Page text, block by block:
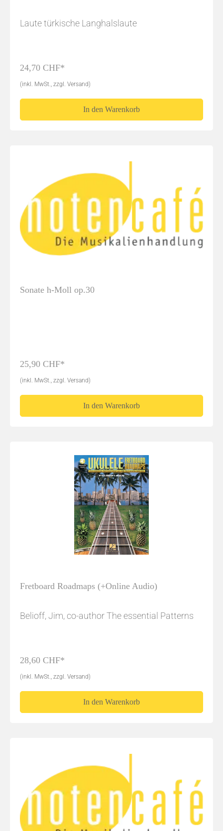
Laute türkische Langhalslaute
24,70 CHF*
(inkl. MwSt., zzgl. Versand)
In den Warenkorb
Sonate h-Moll op.30
25,90 CHF*
(inkl. MwSt., zzgl. Versand)
In den Warenkorb
Fretboard Roadmaps (+Online Audio)
Belioff, Jim, co-author The essential Patterns
28,60 CHF*
(inkl. MwSt., zzgl. Versand)
In den Warenkorb